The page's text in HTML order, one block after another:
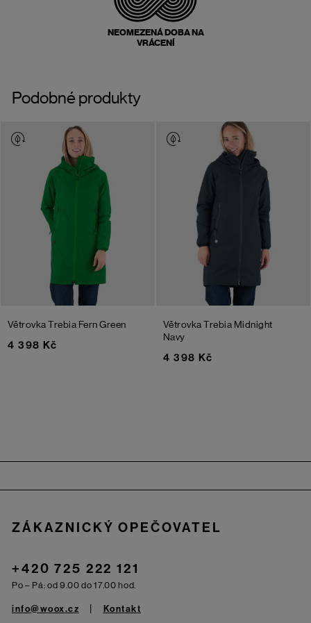
NEOMEZENÁ DOBA NA
VRÁCENÍ
Podobné produkty
Větrovka Trebia Fern Green
4 398 Kč
Větrovka Trebia Midnight
Navy
4 398 Kč
ZÁKAZNICKÝ OPEČOVATEL
+420 725 222 121
Po – Pá: od 9.00 do 17.00 hod.
info@woox.cz Kontakt